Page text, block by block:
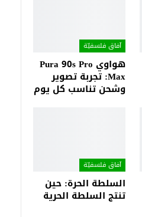
آفاق فلسفيّة‎
هواوي Pura 90s Pro
Max: تجربة تصوير
وشحن تناسب كل يوم
آفاق فلسفيّة‎
السلطة الحرة: حين
تنتج السلطة الحرية